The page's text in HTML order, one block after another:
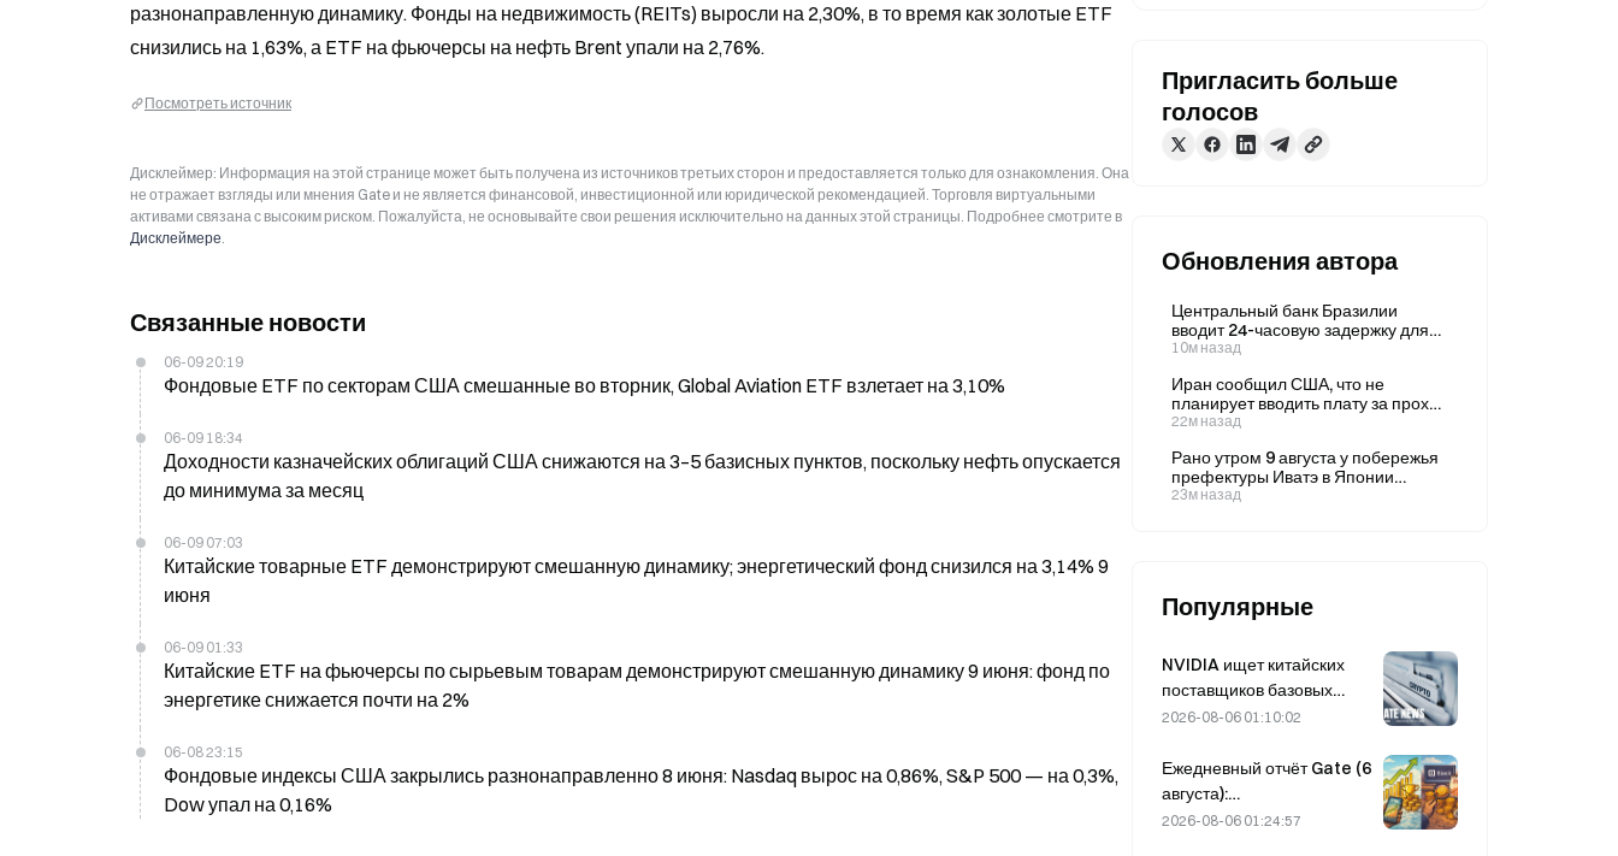
разнонаправленную динамику. Фонды на недвижимость (REITs) выросли на 2,30%, в то время как золотые ETF
снизились на 1,63%, а ETF на фьючерсы на нефть Brent упали на 2,76%.
Посмотреть источник
Дисклеймер: Информация на этой странице может быть получена из источников третьих сторон и предоставляется только для ознакомления. Она
не отражает взгляды или мнения Gate и не является финансовой, инвестиционной или юридической рекомендацией. Торговля виртуальными
активами связана с высоким риском. Пожалуйста, не основывайте свои решения исключительно на данных этой страницы. Подробнее смотрите в
Дисклеймере.
Связанные новости
06-09 20:19
Фондовые ETF по секторам США смешанные во вторник, Global Aviation ETF взлетает на 3,10%
06-09 18:34
Доходности казначейских облигаций США снижаются на 3–5 базисных пунктов, поскольку нефть опускается
до минимума за месяц
06-09 07:03
Китайские товарные ETF демонстрируют смешанную динамику; энергетический фонд снизился на 3,14% 9
июня
06-09 01:33
Китайские ETF на фьючерсы по сырьевым товарам демонстрируют смешанную динамику 9 июня: фонд по
энергетике снижается почти на 2%
06-08 23:15
Фондовые индексы США закрылись разнонаправленно 8 июня: Nasdaq вырос на 0,86%, S&P 500 — на 0,3%,
Dow упал на 0,16%
Пригласить больше
голосов
Обновления автора
Центральный банк Бразилии
вводит 24-часовую задержку для
криптовалютных переводов на
10м назад
Иран сообщил США, что не
планирует вводить плату за проход
через Ормузский пролив, заявил
22м назад
Рано утром 9 августа у побережья
префектуры Иватэ в Японии
произошло землетрясение
23м назад
Популярные
NVIDIA ищет китайских
поставщиков базовых
станций с поддержкой ИИ
6G.
2026-08-06 01:10:02
Ежедневный отчёт Gate (6
августа):
привилегированные акции
2026-08-06 01:24:57